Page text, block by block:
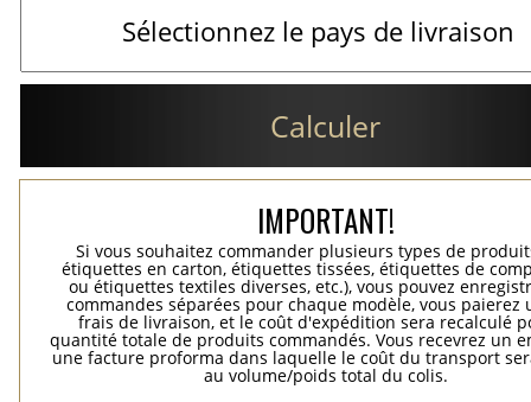
Calculer
IMPORTANT!
Si vous souhaitez commander plusieurs types de
étiquettes en carton, étiquettes tissées, étiquettes de
ou étiquettes textiles diverses, etc.), vous pouvez
commandes séparées pour chaque modèle, vous paierez
frais de livraison, et le coût d'expédition sera recalculé
quantité totale de produits commandés. Vous recevrez un
une facture proforma dans laquelle le coût du transport
au volume/poids total du colis.